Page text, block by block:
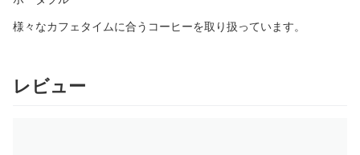
様々なカフェタイムに合うコーヒーを取り扱っています。
レビュー